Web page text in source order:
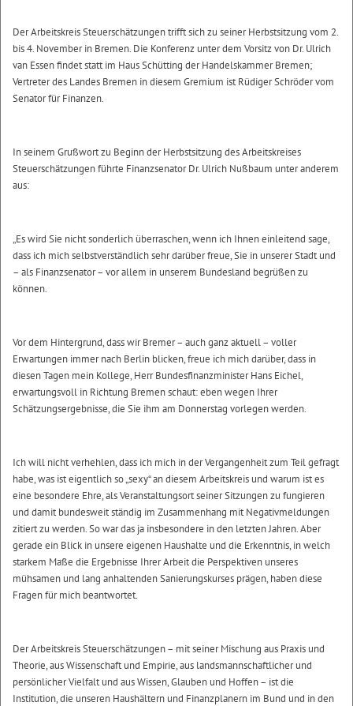
Der Arbeitskreis Steuerschätzungen trifft sich zu seiner Herbstsitzung vom 2.
bis 4. November in Bremen. Die Konferenz unter dem Vorsitz von Dr. Ulrich
van Essen findet statt im Haus Schütting der Handelskammer Bremen;
Vertreter des Landes Bremen in diesem Gremium ist Rüdiger Schröder vom
Senator für Finanzen.
In seinem Grußwort zu Beginn der Herbstsitzung des Arbeitskreises
Steuerschätzungen führte Finanzsenator Dr. Ulrich Nußbaum unter anderem
aus:
„Es wird Sie nicht sonderlich überraschen, wenn ich Ihnen einleitend sage,
dass ich mich selbstverständlich sehr darüber freue, Sie in unserer Stadt und
– als Finanzsenator – vor allem in unserem Bundesland begrüßen zu
können.
Vor dem Hintergrund, dass wir Bremer – auch ganz aktuell – voller
Erwartungen immer nach Berlin blicken, freue ich mich darüber, dass in
diesen Tagen mein Kollege, Herr Bundesfinanzminister Hans Eichel,
erwartungsvoll in Richtung Bremen schaut: eben wegen Ihrer
Schätzungsergebnisse, die Sie ihm am Donnerstag vorlegen werden.
Ich will nicht verhehlen, dass ich mich in der Vergangenheit zum Teil gefragt
habe, was ist eigentlich so „sexy“ an diesem Arbeitskreis und warum ist es
eine besondere Ehre, als Veranstaltungsort seiner Sitzungen zu fungieren
und damit bundesweit ständig im Zusammenhang mit Negativmeldungen
zitiert zu werden. So war das ja insbesondere in den letzten Jahren. Aber
gerade ein Blick in unsere eigenen Haushalte und die Erkenntnis, in welch
starkem Maße die Ergebnisse Ihrer Arbeit die Perspektiven unseres
mühsamen und lang anhaltenden Sanierungskurses prägen, haben diese
Fragen für mich beantwortet.
Der Arbeitskreis Steuerschätzungen – mit seiner Mischung aus Praxis und
Theorie, aus Wissenschaft und Empirie, aus landsmannschaftlicher und
persönlicher Vielfalt und aus Wissen, Glauben und Hoffen – ist die
Institution, die unseren Haushältern und Finanzplanern im Bund und in den